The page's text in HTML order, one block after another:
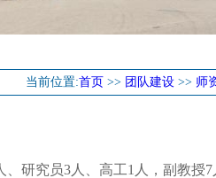
当前位置:首页 >> 团队建设 >> 师
研究员3人、高工1人，副教授7